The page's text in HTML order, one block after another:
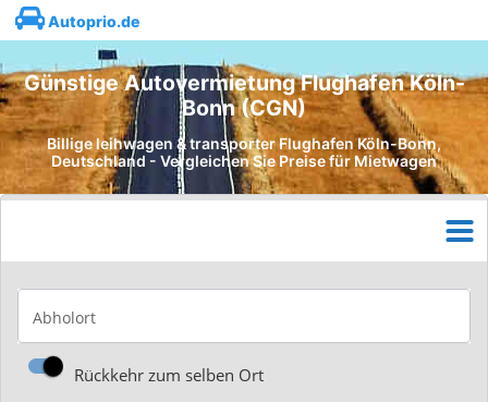
Autoprio.de
Günstige Autovermietung Flughafen Köln-
Bonn (CGN)
Billige leihwagen & transporter Flughafen Köln-Bonn,
Deutschland - Vergleichen Sie Preise für Mietwagen
Abholort
Rückkehr zum selben Ort